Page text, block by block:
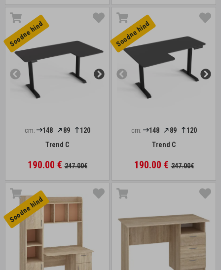
Soodne hind
cm: 148 89
120
Trend C
190.00 €247.00€
Soodne hind
cm: 148 89
120
Trend C
190.00 €247.00€
Soodne hind